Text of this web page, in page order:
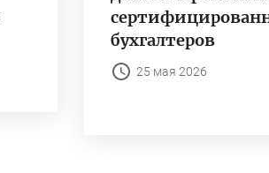
бухгалтеров
25 мая 2026